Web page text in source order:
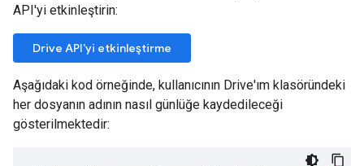
API'yi etkinleştirin:
Drive API'yi etkinleştirme
Aşağıdaki kod örneğinde, kullanıcının Drive'ım klasöründeki
her dosyanın adının nasıl günlüğe kaydedileceği
gösterilmektedir: